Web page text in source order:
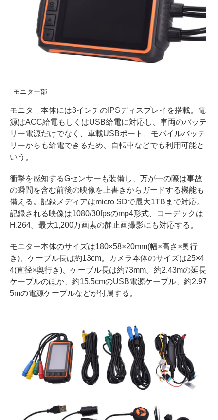
モニター部
モニター本体には3インチのIPSディスプレイを搭載。電
源はACC給電もしくはUSB給電に対応し、車両のバッテ
リー電源だけでなく、車載USBポート、モバイルバッテ
リーからも給電できるため、自転車などでも利用可能と
いう。
衝撃を感知するGセンサーも装備し、万が一の際は事故
の瞬間を含む前後の映像を上書きからガードする機能も
備える。記録メディアはmicro SDで最大1TBまで対応。
記録される映像は1080/30fpsのmp4形式、コーデックは
H.264。最大1,200万画素の静止画撮影にも対応する。
モニター本体のサイズは180×58×20mm(幅×高さ×奥行
き)、ケーブル長は約13cm。カメラ本体のサイズは25×4
4(直径×奥行き)、ケーブル長は約73mm。約2.43mの延長
ケーブルのほか、約15.5cmのUSB電源ケーブル、約2.97
5mの電源ケーブルなどが付属する。